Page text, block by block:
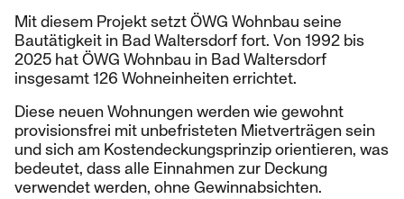
Mit diesem Projekt setzt ÖWG Wohnbau seine
Bautätigkeit in Bad Waltersdorf fort. Von 1992 bis
2025 hat ÖWG Wohnbau in Bad Waltersdorf
insgesamt 126 Wohneinheiten errichtet.
Diese neuen Wohnungen werden wie gewohnt
provisionsfrei mit unbefristeten Mietverträgen sein
und sich am Kostendeckungsprinzip orientieren, was
bedeutet, dass alle Einnahmen zur Deckung
verwendet werden, ohne Gewinnabsichten.